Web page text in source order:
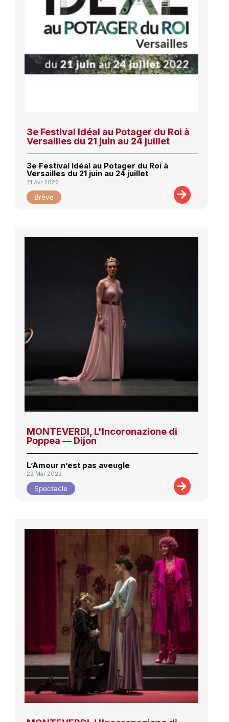
3e Festival Idéal au Potager du Roi à
Versailles du 21 juin au 24 juillet
3e Festival Idéal au Potager du Roi à
Versailles du 21 juin au 24 juillet
21 Avr 2022
Brève
MONTEVERDI, L'Incoronazione di
Poppea — Dijon
L’Amour n’est pas aveugle
22 Mar 2022
Spectacle